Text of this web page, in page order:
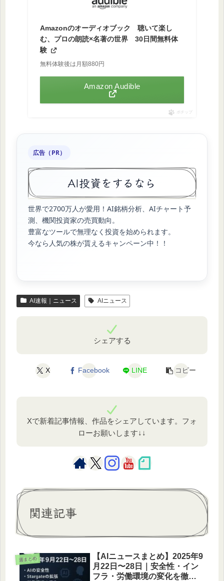
Amazonのオーディオブック 聴いて楽し
む、プロの朗読×名著の世界 30日間無料体
験
無料体験後は月額880円
Amazon Audible
ポチップ
広告（PR）
AI投資をするなら
世界で2700万人が愛用！AI銘柄分析、AIチャート予
測、機関投資家の売買動向。
豊富なツールで無理なく投資を始められます。
今なら人気の株が貰えるキャンペーン中！！
AI速報｜ニュース AIニュース
シェアする
X Facebook LINE コピー
Xで新着記事情報、作品をシェアしています。フォ
ローお願いします↓↓
関連記事
週まとめ
【AIニュースまとめ】2025年9
月22日〜28日｜安全性・イン
フラ・労働環境の変化を徹底